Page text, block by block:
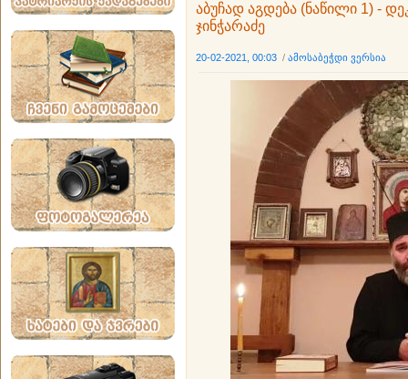
აბუჩად აგდება (ნაწილი 1) -
ჯინჭარაძე
20-02-2021, 00:03 / ამოსაბეჭდი ვერსია